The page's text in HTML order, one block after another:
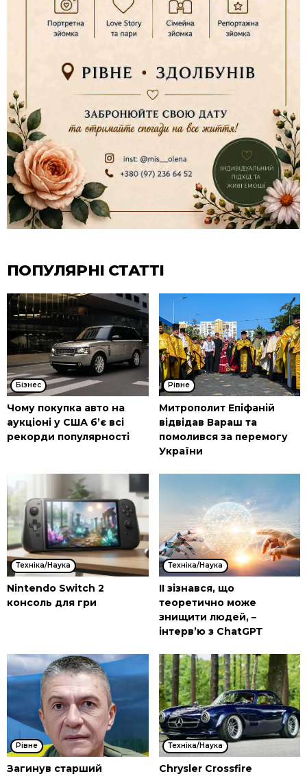
ПОПУЛЯРНІ СТАТТІ
Бізнес
Чому покупка авто на
аукціоні у США б’є всі
рекорди популярності
Рівне
Митрополит Епіфаній
відвідав Вараш та
помолився за перемогу
України
Техніка/Наука
Nintendo Switch 2
консоль для гри
Техніка/Наука
ІІ зізнався, що
теоретично може
знищити людей, –
інтерв’ю з ChatGPT
Рівне
Загинув старший
Техніка/Наука
Chrysler Crossfire